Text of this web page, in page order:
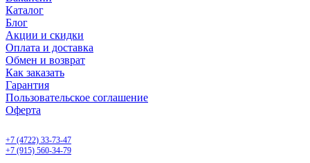
Каталог
Блог
Акции и скидки
Оплата и доставка
Обмен и возврат
Как заказать
Гарантия
Пользовательское соглашение
Оферта
+7 (4722) 33-73-47
+7 (915) 560-34-79